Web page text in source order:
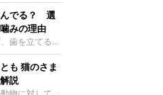
頭が胃より下
飲みやすいで
に済むため、
獣医師相談室
。 鳴き方の
様子も確認し
ラリー猫の鳴
関係している
。 ただ、鳴
難しく、体調
、人にとって
ては温度が低
行して、冷え
とが大切で
生に、猫の冷
えていただき
いない部屋に
のきもち投稿
んでる？ 選
みの理由
歯を立てる程
キンシップの
すが、同じ家
あると感じる
も 猫のさま
説